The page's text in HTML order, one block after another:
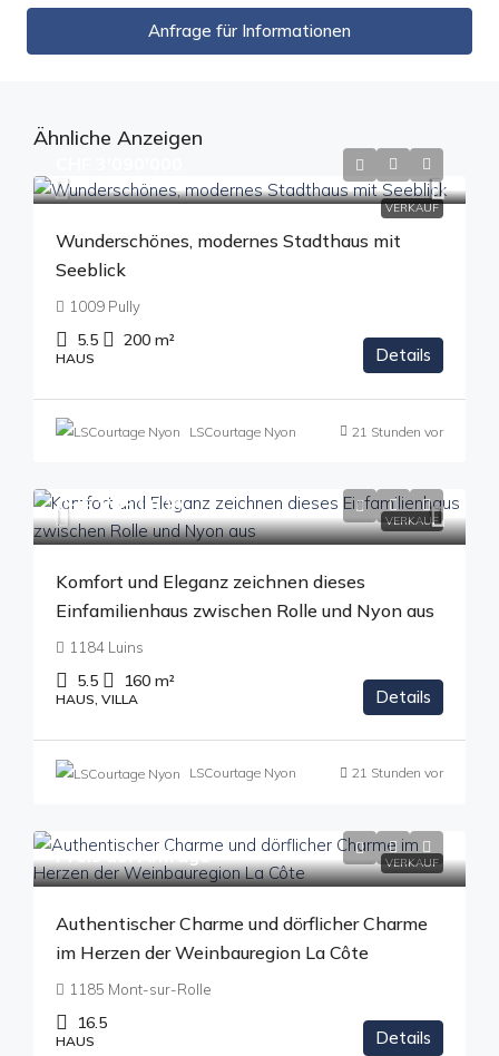
Anfrage für Informationen
Ähnliche Anzeigen
VERKAUF
Wunderschönes, modernes Stadthaus mit
Seeblick
1009 Pully
5.5 200 m²
HAUS Details
LSCourtage Nyon 21 Stunden vor
VERKAUF
CHF 1'850'000
Komfort und Eleganz zeichnen dieses
Einfamilienhaus zwischen Rolle und Nyon aus
1184 Luins
5.5 160 m²
HAUS, VILLA Details
LSCourtage Nyon 21 Stunden vor
VERKAUF
Preis auf Anfrage
Authentischer Charme und dörflicher Charme
im Herzen der Weinbauregion La Côte
1185 Mont-sur-Rolle
16.5
HAUS Details